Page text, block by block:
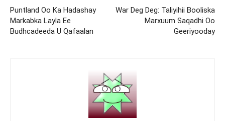
Puntland Oo Ka Hadashay
Markabka Layla Ee
Budhcadeeda U Qafaalan
War Deg Deg: Taliyihii Booliska
Marxuum Saqadhi Oo
Geeriyooday